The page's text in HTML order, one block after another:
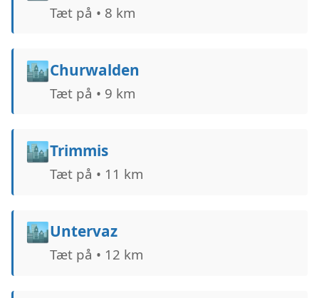
Tæt på • 8 km
🏙️Churwalden
Tæt på • 9 km
🏙️Trimmis
Tæt på • 11 km
🏙️Untervaz
Tæt på • 12 km